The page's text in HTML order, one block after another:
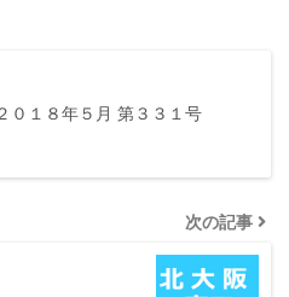
０１８年５月 第３３１号
次の記事